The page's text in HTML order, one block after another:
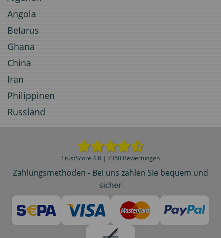
Angola
Belarus
Ghana
China
Iran
Philippinen
Russland
TrustScore 4.8 | 7350 Bewertungen
Zahlungsmethoden - Bei uns zahlen Sie bequem und
sicher